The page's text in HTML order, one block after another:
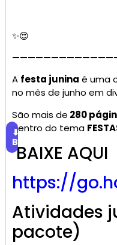
✨😍
A festa junina é uma
no mês de junho em
São mais de 280
dentro do tema
⬇
Baixar
BAIXE AQUI
https://
Atividades
pacote)